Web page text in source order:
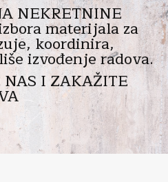
NEKRETNINE
materijala za
koordinira,
izvođenje radova.
I ZAKAŽITE